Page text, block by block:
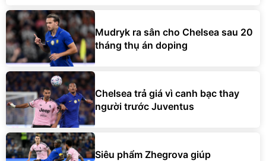
Mudryk ra sân cho Chelsea sau 20
tháng thụ án doping
Chelsea trả giá vì canh bạc thay
người trước Juventus
Siêu phẩm Zhegrova giúp